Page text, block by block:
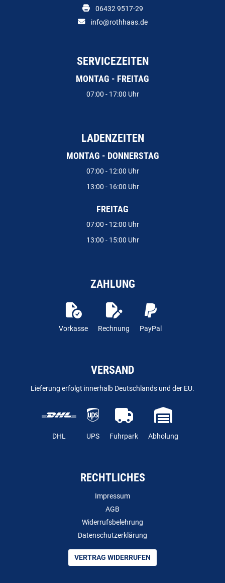
06432 9517-29
info@rothhaas.de
SERVICEZEITEN
MONTAG - FREITAG
07:00 - 17:00 Uhr
LADENZEITEN
MONTAG - DONNERSTAG
07:00 - 12:00 Uhr
13:00 - 16:00 Uhr
FREITAG
07:00 - 12:00 Uhr
13:00 - 15:00 Uhr
ZAHLUNG
Vorkasse Rechnung PayPal
VERSAND
Lieferung erfolgt innerhalb Deutschlands und der EU.
DHL UPS Fuhrpark Abholung
RECHTLICHES
Impressum
AGB
Widerrufsbelehrung
Datenschutzerklärung
VERTRAG WIDERRUFEN